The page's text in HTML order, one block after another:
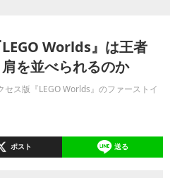
LEGO Worlds』は王者
を並べられるのか
ス版『LEGO Worlds』のファーストイ
ポスト 送る